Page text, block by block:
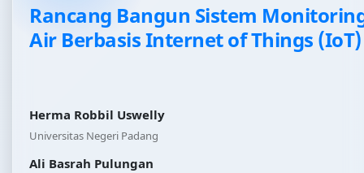
Rancang Bangun Sistem
Air Berbasis Internet of Things (IoT)
Herma Robbil Uswelly
Universitas Negeri Padang
Ali Basrah Pulungan